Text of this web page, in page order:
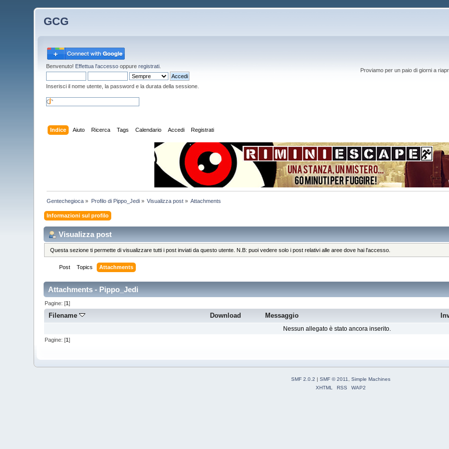
GCG
Benvenuto! Effettua l'accesso oppureregistrati
Inserisci il nome utente, la password e la durata della sessione.
Proviamo per un paio di giorni a
Indice Aiuto Ricerca Tags Calendario Accedi Registrati
Gentechegioca » Profilo di Pippo_Jedi» Visualizza post » Attachments
Informazioni sul profilo
Visualizza post
Questa sezione ti permette di visualizzare tutti i post inviati da questo utente. N.B: puoi vedere solo i post relativi alle aree dove hai l'accesso.
Post Topics Attachments
Attachments - Pippo_Jedi
Pagine: [1]
Filename Download Messaggio
Nessun allegato è stato ancora inserito.
Pagine: [1]
SMF 2.0.2 | SMF © 2011
Simple Machines
XHTML
RSS WAP2